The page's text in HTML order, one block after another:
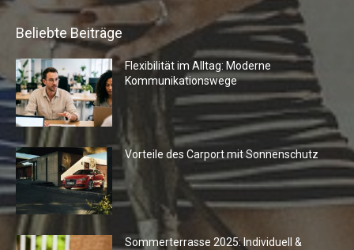
Beliebte Beiträge
Flexibilität im Alltag: Moderne
Kommunikationswege
Vorteile des Carport mit Sonnenschutz
Sommerterrasse 2025: Individuell &